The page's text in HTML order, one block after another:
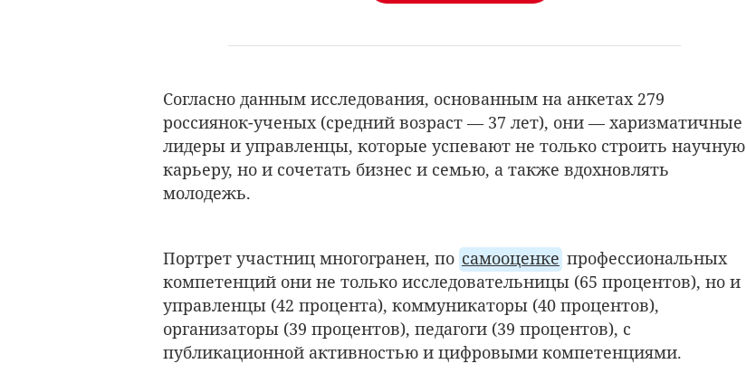
Согласно данным исследования, основанным на анкетах 279
россиянок-ученых (средний возраст — 37 лет), они — харизматичные
лидеры и управленцы, которые успевают не только строить научную
карьеру, но и сочетать бизнес и семью, а также вдохновлять
молодежь.
Портрет участниц многогранен, по самооценке профессиональных
компетенций они не только исследовательницы (65 процентов), но и
управленцы (42 процента), коммуникаторы (40 процентов),
организаторы (39 процентов), педагоги (39 процентов), с
публикационной активностью и цифровыми компетенциями.